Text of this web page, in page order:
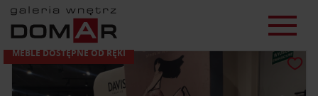
MEBLE DOSTĘPNE OD RĘKI